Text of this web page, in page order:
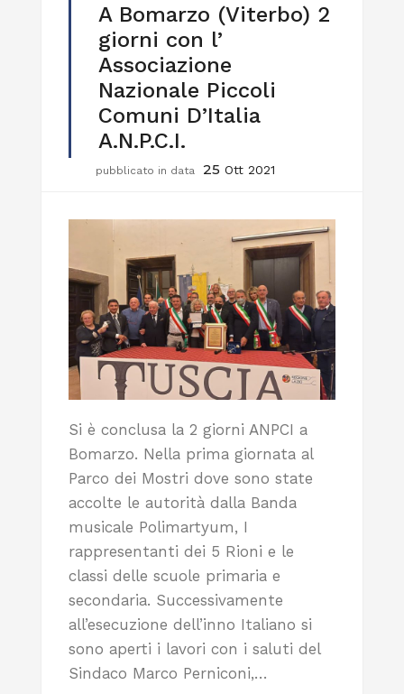
A Bomarzo (Viterbo) 2
giorni con l’
Associazione
Nazionale Piccoli
Comuni D’Italia
A.N.P.C.I.
pubblicato in data 25 Ott 2021
Si è conclusa la 2 giorni ANPCI a
Bomarzo. Nella prima giornata al
Parco dei Mostri dove sono state
accolte le autorità dalla Banda
musicale Polimartyum, I
rappresentanti dei 5 Rioni e le
classi delle scuole primaria e
secondaria. Successivamente
all’esecuzione dell’inno Italiano si
sono aperti i lavori con i saluti del
Sindaco Marco Perniconi,…